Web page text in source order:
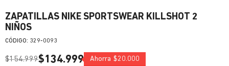
ZAPATILLAS NIKE SPORTSWEAR KILLSHOT 2
NIÑOS
: 329-0093
$154.999$134.999 Ahorra $20.000